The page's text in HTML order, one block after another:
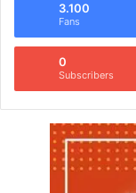
3.100
Fans
0
Subscribers